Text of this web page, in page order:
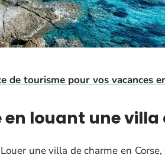
de tourisme pour vos vacances
en louant une
une villa de charme en Corse,